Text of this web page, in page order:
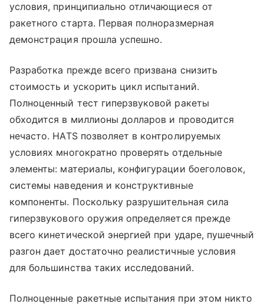
условия, принципиально отличающиеся от
ракетного старта. Первая полноразмерная
демонстрация прошла успешно.
Разработка прежде всего призвана снизить
стоимость и ускорить цикл испытаний.
Полноценный тест гиперзвуковой ракеты
обходится в миллионы долларов и проводится
нечасто. HATS позволяет в контролируемых
условиях многократно проверять отдельные
элементы: материалы, конфигурации боеголовок,
системы наведения и конструктивные
компоненты. Поскольку разрушительная сила
гиперзвукового оружия определяется прежде
всего кинетической энергией при ударе, пушечный
разгон дает достаточно реалистичные условия
для большинства таких исследований.
Полноценные ракетные испытания при этом никто